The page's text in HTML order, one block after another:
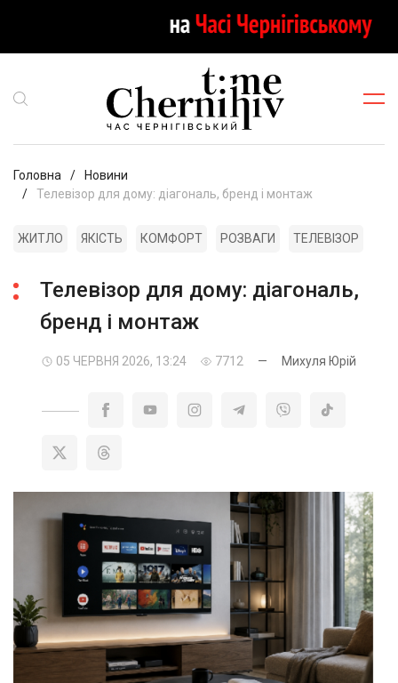
Головна
Новини
Телевізор для дому: діагональ, бренд і монтаж
ЖИТЛО ЯКІСТЬ КОМФОРТ РОЗВАГИ ТЕЛЕВІЗОР
Телевізор для дому: діагональ,
бренд і монтаж
05 ЧЕРВНЯ 2026, 13:24 7712 — Михуля Юрій